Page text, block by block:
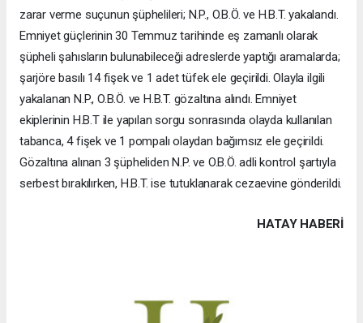
zarar verme suçunun şüphelileri; N.P., O.B.Ö. ve H.B.T. yakalandı.
Emniyet güçlerinin 30 Temmuz tarihinde eş zamanlı olarak
şüpheli şahısların bulunabileceği adreslerde yaptığı aramalarda;
şarjöre basılı 14 fişek ve 1 adet tüfek ele geçirildi. Olayla ilgili
yakalanan N.P., O.B.Ö. ve H.B.T. gözaltına alındı. Emniyet
ekiplerinin H.B.T ile yapılan sorgu sonrasında olayda kullanılan
tabanca, 4 fişek ve 1 pompalı olaydan bağımsız ele geçirildi.
Gözaltına alınan 3 şüpheliden N.P. ve O.B.Ö. adli kontrol şartıyla
serbest bırakılırken, H.B.T. ise tutuklanarak cezaevine gönderildi.
HATAY HABERİ